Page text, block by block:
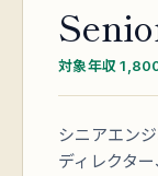
対象年収
シニアエン
ディレクタ